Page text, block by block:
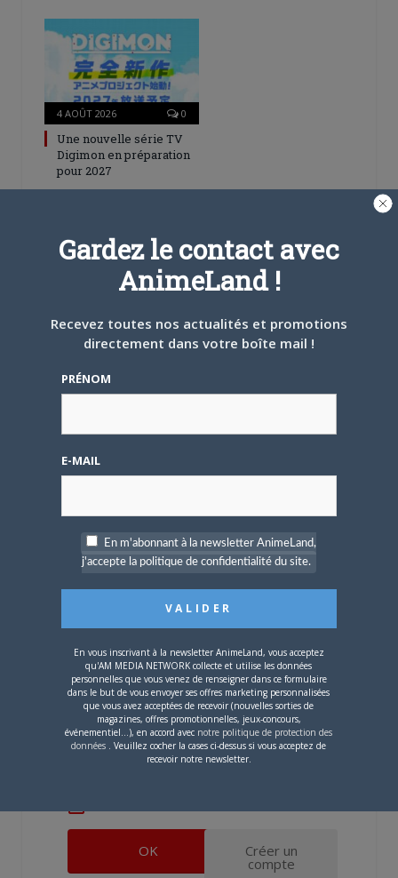
4 AOÛT 2026 0
Une nouvelle série TV
Digimon en préparation
pour 2027
[Entretien] Mokochan : «
Lors des prémices du
demandé de suivre au
mieux le manga
Vous devez
commentaire.
Nom d'utilisateur ou adresse e-mail
Mot de passe
Créer un
compte
Gardez le contact avec
AnimeLand !
Recevez toutes nos actualités et promotions
directement dans votre boîte mail !
PRÉNOM
E-MAIL
En m'abonnant à la newsletter AnimeLand,
j'accepte la politique de confidentialité du site.
En vous inscrivant à la newsletter AnimeLand, vous acceptez
qu'AM MEDIA NETWORK collecte et utilise les données
personnelles que vous venez de renseigner dans ce formulaire
dans le but de vous envoyer ses offres marketing personnalisées
que vous avez acceptées de recevoir (nouvelles sorties de
magazines, offres promotionnelles, jeux-concours,
événementiel...), en accord avec notre politique de protection des
données . Veuillez cocher la cases ci-dessus si vous acceptez de
recevoir notre newsletter.